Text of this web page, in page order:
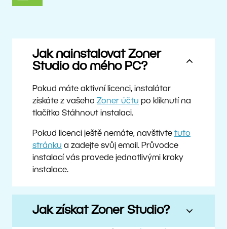
Jak nainstalovat Zoner
Studio do mého PC?
Pokud máte aktivní licenci, instalátor
získáte z vašeho Zoner účtu po kliknutí na
tlačítko Stáhnout instalaci.
Pokud licenci ještě nemáte, navštivte tuto
stránku a zadejte svůj email. Průvodce
instalací vás provede jednotlivými kroky
instalace.
Jak získat Zoner Studio?